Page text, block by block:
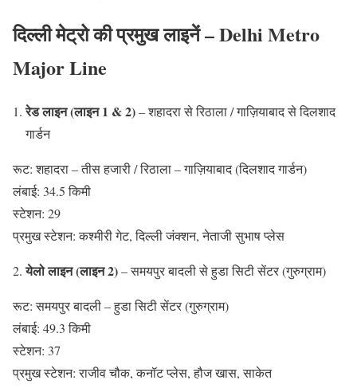
दिल्ली मेट्रो की प्रमुख लाइनें – Delhi Metro
Major Line
रेड लाइन (लाइन 1 & 2)– शहादरा से रिठाला / गाज़ियाबाद से दिलशाद
गार्डन
रूट: शहादरा – तीस हजारी / रिठाला – गाज़ियाबाद (दिलशाद गार्डन)
लंबाई: 34.5 किमी
स्टेशन: 29
प्रमुख स्टेशन: कश्मीरी गेट, दिल्ली जंक्शन, नेताजी सुभाष प्लेस
येलो लाइन (लाइन 2)– समयपुर बादली से हुडा सिटी सेंटर (गुरुग्राम)
रूट: समयपुर बादली – हुडा सिटी सेंटर (गुरुग्राम)
लंबाई: 49.3 किमी
स्टेशन: 37
प्रमुख स्टेशन: राजीव चौक, कनॉट प्लेस, हौज खास, साकेत